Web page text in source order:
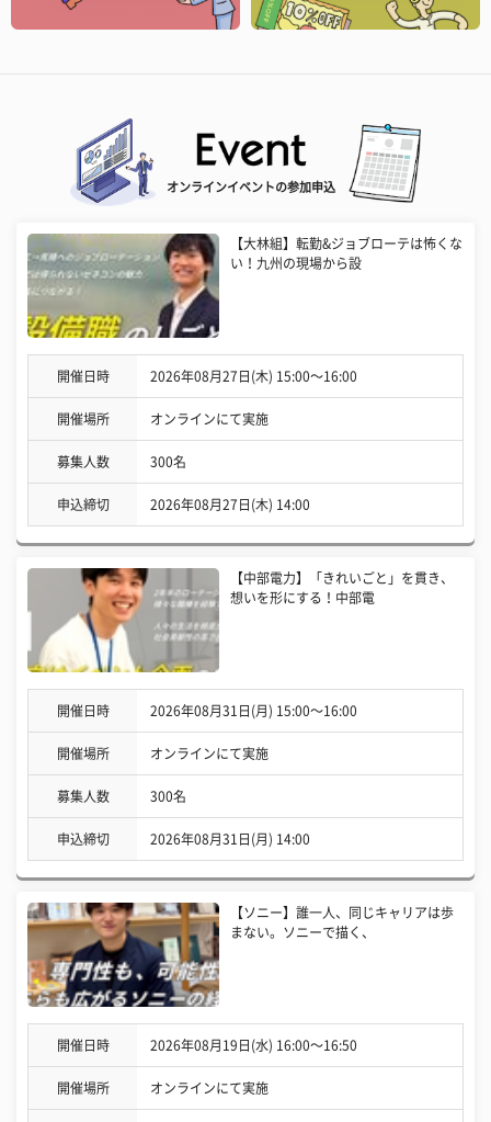
オンラインイベントの参加申込
【大林組】転勤&ジョブローテは怖くな
い！九州の現場から設
開催日時 2026年08月27日(木) 15:00〜16:00
開催場所 オンラインにて実施
募集人数 300名
申込締切 2026年08月27日(木) 14:00
【中部電力】「きれいごと」を貫き、
想いを形にする！中部電
開催日時 2026年08月31日(月) 15:00〜16:00
開催場所 オンラインにて実施
募集人数 300名
申込締切 2026年08月31日(月) 14:00
【ソニー】誰一人、同じキャリアは歩
まない。ソニーで描く、
開催日時 2026年08月19日(水) 16:00〜16:50
開催場所 オンラインにて実施